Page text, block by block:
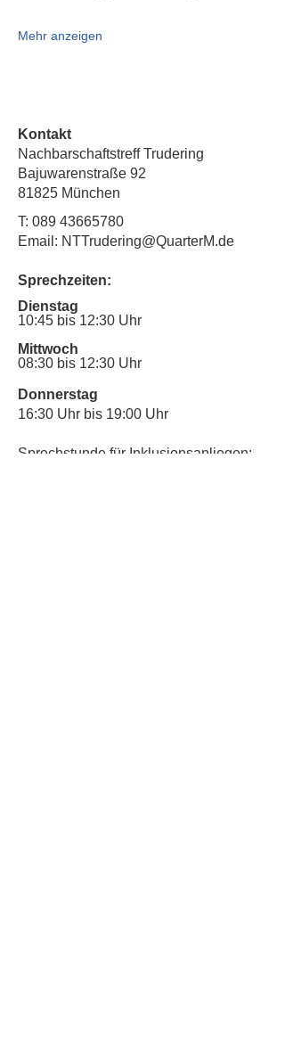
Mehr anzeigen
Kontakt
Nachbarschaftstreff Trudering
Bajuwarenstraße 92
81825 München
T: 089 43665780
Email: NTTrudering@QuarterM.de
Sprechzeiten:
Dienstag
10:45 bis 12:30 Uhr
Mittwoch
08:30 bis 12:30 Uhr
Donnerstag
16:30 Uhr bis 19:00 Uhr
Sprechstunde für Inklusionsanliegen: